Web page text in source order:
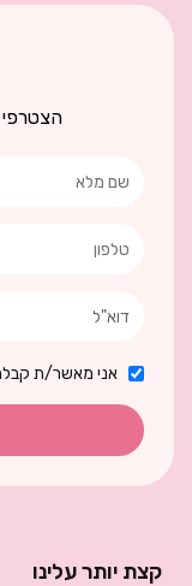
הצטרפי
אני מאשר/ת
קצת יותר עלינו